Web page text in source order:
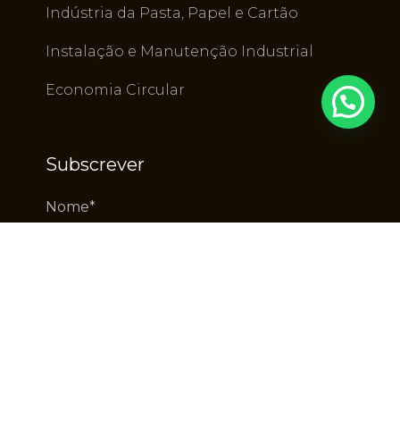
Indústria da Pasta, Papel e Cartão
Instalação e Manutenção Industrial
Economia Circular
Subscrever